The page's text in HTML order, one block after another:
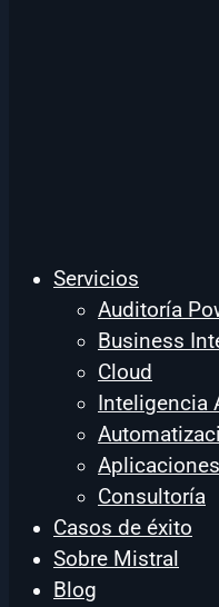
Servicios
Auditoría
Business
Cloud
Inteligencia
Consultoría
Casos de éxito
Sobre Mistral
Blog